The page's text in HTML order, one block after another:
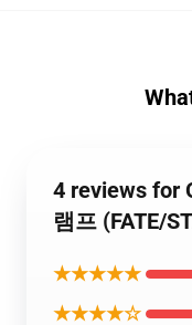
4 reviews for
램프 (FATE/
★★★★★
★★★★☆